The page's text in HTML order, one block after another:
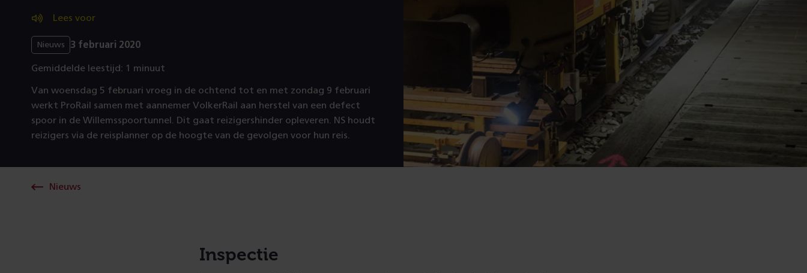
Lees voor
Nieuws 3 februari 2020
Gemiddelde leestijd: 1 minuut
Van woensdag 5 februari vroeg in de ochtend tot en met zondag 9 februari
werkt ProRail samen met aannemer VolkerRail aan herstel van een defect
spoor in de Willemsspoortunnel. Dit gaat reizigershinder opleveren. NS houdt
reizigers via de reisplanner op de hoogte van de gevolgen voor hun reis.
Nieuws
Inspectie